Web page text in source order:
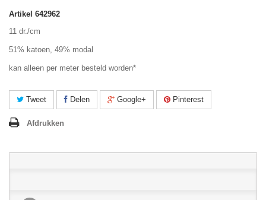
Artikel 642962
11 dr./cm
51% katoen, 49% modal
kan alleen per meter besteld worden*
Tweet Delen Google+ Pinterest
Afdrukken